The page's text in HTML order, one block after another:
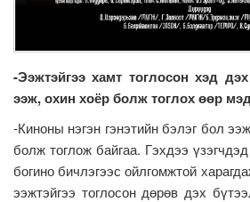
-Ээжтэйгээ хамт тоглосон хэд
ээж, охин хоёр болж тоглох өөр
-Киноны нэгэн гэнэтийн бэлэг бол
болж тоглож байгаа. Гэхдээ
богино бичлэгээс ойлгомжтой
ээжтэйгээ тоглосон дөрөв дэх